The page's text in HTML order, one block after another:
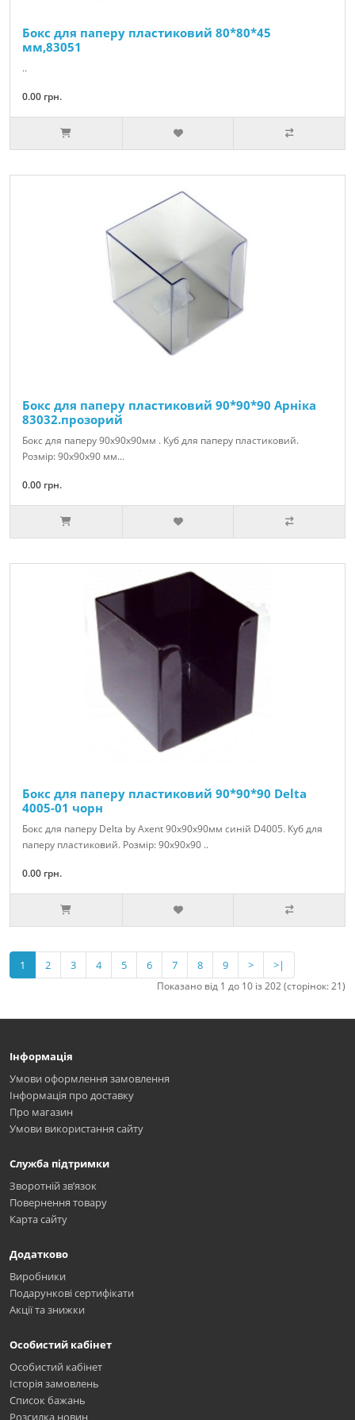
Бокс для паперу пластиковий 80*80*45
мм,83051
..
0.00 грн.
Бокс для паперу пластиковий 90*90*90 Арніка
83032.прозорий
Бокс для паперу 90x90x90мм . Куб для паперу пластиковий.
Розмір: 90х90х90 мм...
0.00 грн.
Бокс для паперу пластиковий 90*90*90 Delta
4005-01 чорн
Бокс для паперу Delta by Axent 90x90x90мм синій D4005. Куб для
паперу пластиковий. Розмір: 90х90х90 ..
0.00 грн.
1 2 3 4 5 6 7 8 9 > >|
Показано від 1 до 10 із 202 (сторінок: 21)
Інформація
Умови оформлення замовлення
Інформація про доставку
Про магазин
Умови використання сайту
Служба підтримки
Зворотній зв’язок
Повернення товару
Карта сайту
Додатково
Виробники
Подарункові сертифікати
Акції та знижки
Особистий кабінет
Особистий кабінет
Історія замовлень
Список бажань